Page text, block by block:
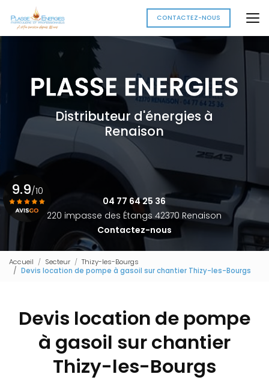
au
contenu
principal
CONTACTEZ-NOUS
Distributeur d'énergies à
Renaison
04 77 64 25 36
220 impasse des Étangs 42370 Renaison
Contactez-nous
9.9/10
Accueil Secteur
Thizy-les-Bourgs
Devis location de pompe à gasoil sur chantier Thizy-les-Bourgs
Devis location de pompe
à gasoil sur chantier
Thizy-les-Bourgs